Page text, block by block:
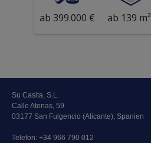
ab 399.000 €
ab 139 m²
Su Casita, S.L.
Calle Atenas, 59
03177 San Fulgencio (Alicante), Spanien
Telefon: +34 966 790 012